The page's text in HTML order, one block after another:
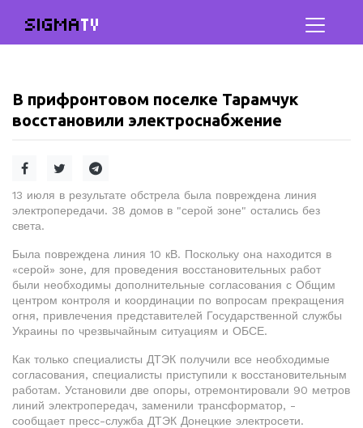
SIGMATV
В прифронтовом поселке Тарамчук
восстановили электроснабжение
13 июля в результате обстрела была повреждена линия
электропередачи. 38 домов в "серой зоне" остались без
света.
Была повреждена линия 10 кВ. Поскольку она находится в
«серой» зоне, для проведения восстановительных работ
были необходимы дополнительные согласования с Общим
центром контроля и координации по вопросам прекращения
огня, привлечения представителей Государственной службы
Украины по чрезвычайным ситуациям и ОБСЕ.
Как только специалисты ДТЭК получили все необходимые
согласования, специалисты приступили к восстановительным
работам. Установили две опоры, отремонтировали 90 метров
линий электропередач, заменили трансформатор, -
сообщает пресс-служба ДТЭК Донецкие электросети.